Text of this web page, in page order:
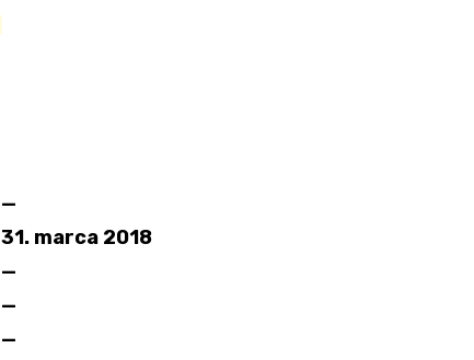
—
31. marca 2018
—
—
—